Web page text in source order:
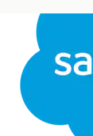
閉じる 閉じる